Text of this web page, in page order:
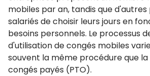
mobiles par an, tandis que
salariés de choisir leurs jours en
besoins personnels. Le processus
d'utilisation de congés mobiles
souvent la même procédure que
congés payés (PTO).